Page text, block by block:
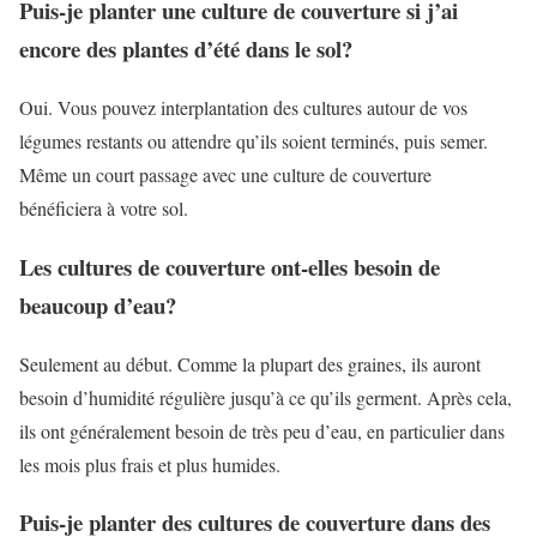
Puis-je planter une culture de couverture si j’ai
encore des plantes d’été dans le sol?
Oui. Vous pouvez interplantation des cultures autour de vos
légumes restants ou attendre qu’ils soient terminés, puis semer.
Même un court passage avec une culture de couverture
bénéficiera à votre sol.
Les cultures de couverture ont-elles besoin de
beaucoup d’eau?
Seulement au début. Comme la plupart des graines, ils auront
besoin d’humidité régulière jusqu’à ce qu’ils germent. Après cela,
ils ont généralement besoin de très peu d’eau, en particulier dans
les mois plus frais et plus humides.
Puis-je planter des cultures de couverture dans des